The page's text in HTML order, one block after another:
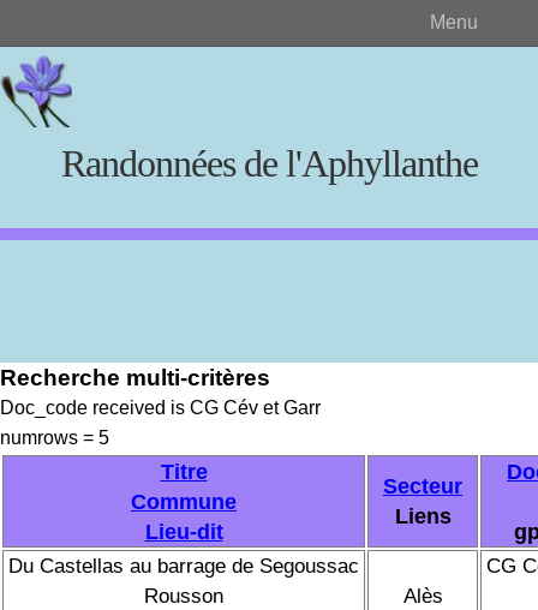
Randonnées de l'Aphyllanthe
Menu
Documents source
Recherche multi-critères
Doc_code received is CG Cév et Garr
numrows = 5
Titre
Commune
Lieu-dit
Secteur
Liens
Du Castellas au barrage de Segoussac
Rousson
Alès
CG